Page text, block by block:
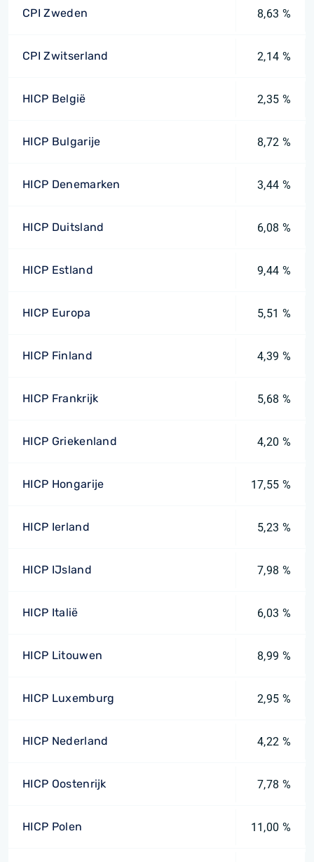
CPI Zweden 8,63 %
CPI Zwitserland 2,14 %
HICP België 2,35 %
HICP Bulgarije 8,72 %
HICP Denemarken 3,44 %
HICP Duitsland 6,08 %
HICP Estland 9,44 %
HICP Europa 5,51 %
HICP Finland 4,39 %
HICP Frankrijk 5,68 %
HICP Griekenland 4,20 %
HICP Hongarije 17,55 %
HICP Ierland 5,23 %
HICP IJsland 7,98 %
HICP Italië 6,03 %
HICP Litouwen 8,99 %
HICP Luxemburg 2,95 %
HICP Nederland 4,22 %
HICP Oostenrijk 7,78 %
HICP Polen 11,00 %